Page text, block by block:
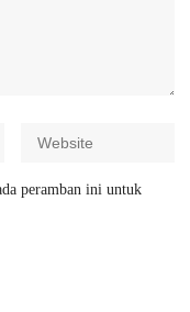
peramban ini untuk